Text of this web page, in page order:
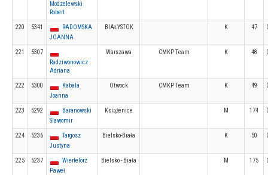
Modzelewski
Robert
220 5341
RADOMSKA
JOANNA
BIAŁYSTOK K 47
221
5307
Radziwonowicz
Adriana
Warszawa CMKP Team K 48
222 5300
Kabala
Joanna
Otwock CMKP Team K 49
223 5292
Baranowski
Slawomir
Książenice M 174
224 5236
Targosz
Justyna
Bielsko-Biała K 50
225 5237
Wiertelorz
Paweł
Bielsko - Biała M 175